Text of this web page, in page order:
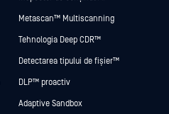
Metascan™ Multiscanning
Tehnologia Deep CDR™
Detectarea tipului de fișier™
DLP™ proactiv
Adaptive Sandbox